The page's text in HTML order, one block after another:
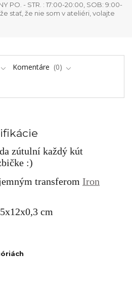
PO. - STR. : 17:00-20:00, SOB: 9:00-
stať, že nie som v ateliéri, volajte
Komentáre
0
zútulní každý kút
:)
transferom Iron
cm